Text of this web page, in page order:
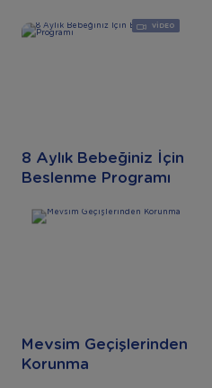
VIDEO
8 Aylık Bebeğiniz İçin
Beslenme Programı
Mevsim Geçişlerinden
Korunma